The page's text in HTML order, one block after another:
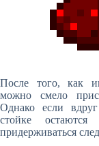
После того, как
можно смело
Однако если
стойке остаются
придерживаться